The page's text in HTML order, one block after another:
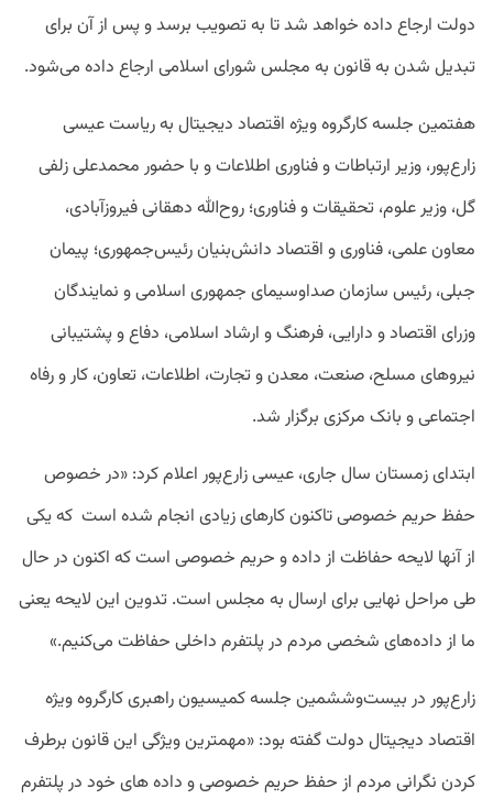
دولت ارجاع داده خواهد شد تا به تصویب برسد و پس از آن برای
تبدیل شدن به قانون به مجلس شورای اسلامی ارجاع داده می‌شود.
هفتمین جلسه کارگروه ویژه اقتصاد دیجیتال به ریاست عیسی
زارع‌پور، وزیر ارتباطات و فناوری اطلاعات و با حضور محمدعلی زلفی
گل، وزیر علوم، تحقیقات و فناوری؛ روح‌الله دهقانی فیروزآبادی،
معاون علمی، فناوری و اقتصاد دانش‌بنیان رئیس‌جمهوری؛ پیمان
جبلی، رئیس سازمان صداوسیمای جمهوری اسلامی و نمایندگان
وزرای اقتصاد و دارایی، فرهنگ و ارشاد اسلامی، دفاع و پشتیبانی
نیروهای مسلح، صنعت، معدن و تجارت، اطلاعات، تعاون، کار و رفاه
اجتماعی و بانک مرکزی برگزار شد.
ابتدای زمستان سال جاری، عیسی زارع‌پور اعلام کرد: «در خصوص
حفظ حریم خصوصی تاکنون کارهای زیادی انجام شده است که یکی
از آنها لایحه حفاظت از داده و حریم خصوصی است که اکنون در حال
طی مراحل نهایی برای ارسال به مجلس است. تدوین این لایحه یعنی
ما از داده‌های شخصی مردم در پلتفرم داخلی حفاظت می‌کنیم.»
زارع‌پور در بیست‌وششمین جلسه کمیسیون راهبری کارگروه ویژه
اقتصاد دیجیتال دولت گفته بود: «مهمترین ویژگی این قانون برطرف
کردن نگرانی مردم از حفظ حریم خصوصی و داده های خود در پلتفرم